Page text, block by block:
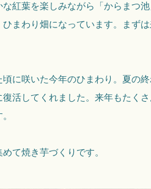
紅葉を楽しみながら「からまつ
まわり畑になっています。まずは
に咲いた今年のひまわり。夏の
活してくれました。来年もたく
て焼き芋づくりです。